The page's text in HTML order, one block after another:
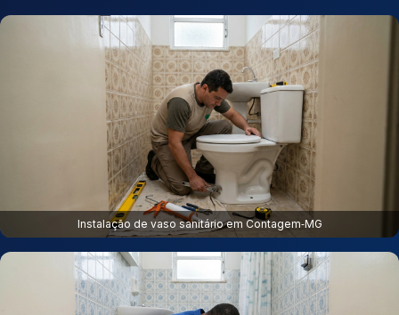
Instalação de vaso sanitário em Contagem‑MG